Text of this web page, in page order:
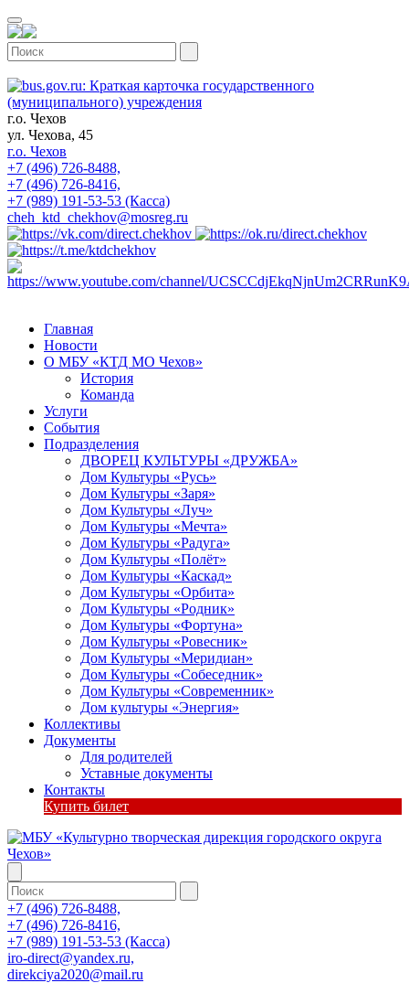
г.о. Чехов
ул. Чехова, 45
г.о. Чехов
+7 (496) 726-8488,
+7 (496) 726-8416,
+7 (989) 191-53-53 (Касса)
cheh_ktd_chekhov@mosreg.ru
Главная
Новости
О МБУ «КТД МО Чехов»
История
Команда
Услуги
События
Подразделения
ДВОРЕЦ КУЛЬТУРЫ «ДРУЖБА»
Дом Культуры «Русь»
Дом Культуры «Заря»
Дом Культуры «Луч»
Дом Культуры «Мечта»
Дом Культуры «Радуга»
Дом Культуры «Полёт»
Дом Культуры «Каскад»
Дом Культуры «Орбита»
Дом Культуры «Родник»
Дом Культуры «Фортуна»
Дом Культуры «Ровесник»
Дом Культуры «Меридиан»
Дом Культуры «Собеседник»
Дом Культуры «Современник»
Дом культуры «Энергия»
Коллективы
Документы
Для родителей
Уставные документы
Контакты
Купить билет
+7 (496) 726-8488,
+7 (496) 726-8416,
+7 (989) 191-53-53 (Касса)
iro-direct@yandex.ru,
direkciya2020@mail.ru